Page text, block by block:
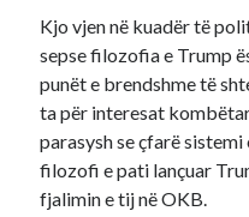
Kjo vjen në kuadër të
sepse filozofia e Trump
punët e brendshme të
ta për interesat
parasysh se çfarë
filozofi e pati lançuar
fjalimin e tij në OKB.